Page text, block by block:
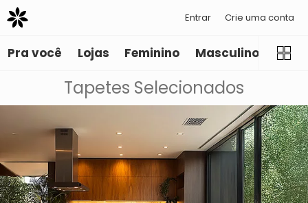
Entrar Crie uma conta
Pra você Lojas Feminino Masculino
Tapetes Selecionados